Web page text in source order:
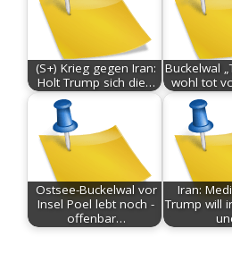
(S+) Krieg gegen Iran:
Holt Trump sich die…
Buckelwal
wohl tot
Ostsee-Buckelwal vor
Insel Poel lebt noch -
offenbar…
Iran:
Trump will